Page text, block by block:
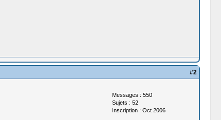
#2
Messages : 550
Sujets : 52
Inscription : Oct 2006